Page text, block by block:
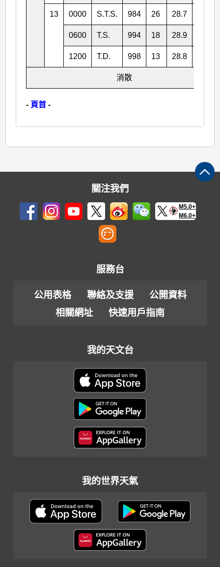
13 0000 S.T.S. 984 26 28.7
0600 T.S. 994 18 28.9
1200 T.D. 998 13 28.8
消散
- 頁首 -
關注我們
M5.0+
M6.0+
服務台
公用表格 聯絡及支援
公開資料
相關網址
快速用戶指南
我的天文台
我的世界天氣